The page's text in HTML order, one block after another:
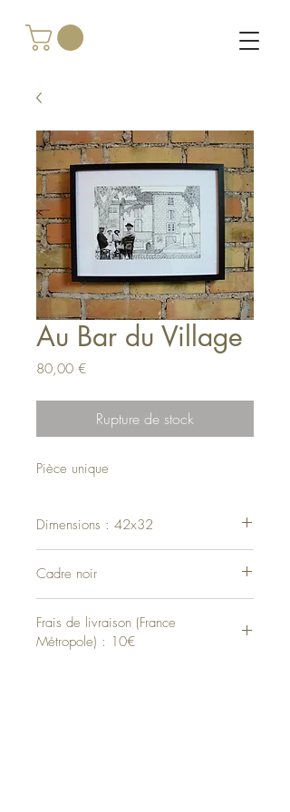
Au Bar du Village
80,00 €Prix
Rupture de stock
Pièce unique
Dimensions : 42x32
Cadre noir
Frais de livraison (France
Métropole) : 10€